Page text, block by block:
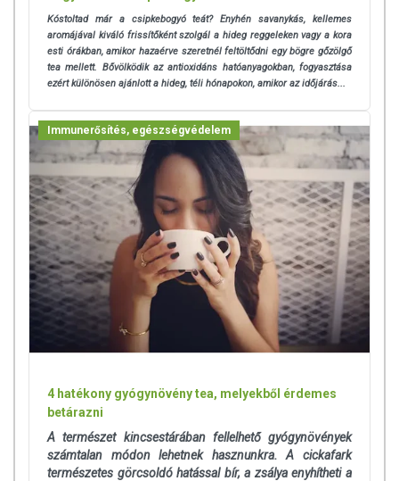
Kóstoltad már a csipkebogyó teát? Enyhén savanykás, kellemes
aromájával kiváló frissítőként szolgál a hideg reggeleken vagy a kora
esti órákban, amikor hazaérve szeretnél feltöltődni egy bögre gőzölgő
tea mellett. Bővölködik az antioxidáns hatóanyagokban, fogyasztása
ezért különösen ajánlott a hideg, téli hónapokon, amikor az időjárás...
Immunerősítés, egészségvédelem
4 hatékony gyógynövény tea, melyekből érdemes
betárazni
A természet kincsestárában fellelhető gyógynövények
számtalan módon lehetnek hasznunkra. A cickafark
természetes görcsoldó hatással bír, a zsálya enyhítheti a